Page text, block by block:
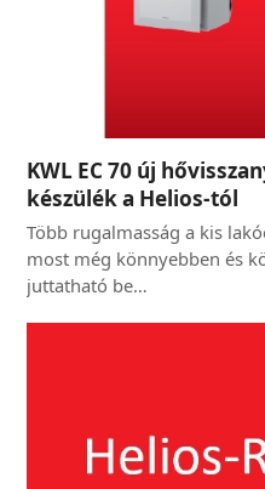
KWL EC 70 új
készülék a Helios-tól
Több rugalmasság a kis
most még könnyebben és
juttatható be…